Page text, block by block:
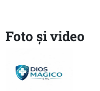
Foto și video